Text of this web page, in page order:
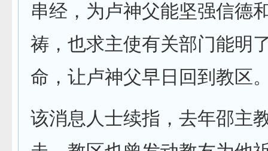
串经，为卢神父能坚强信德
祷，也求主使有关部门能明
命，让卢神父早日回到教区
该消息人士续指，去年邵主